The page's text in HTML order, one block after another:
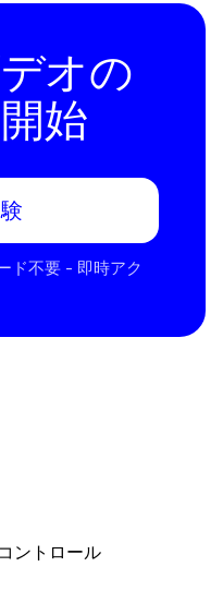
オの
始
ド不要 - 即時アク
ントロール